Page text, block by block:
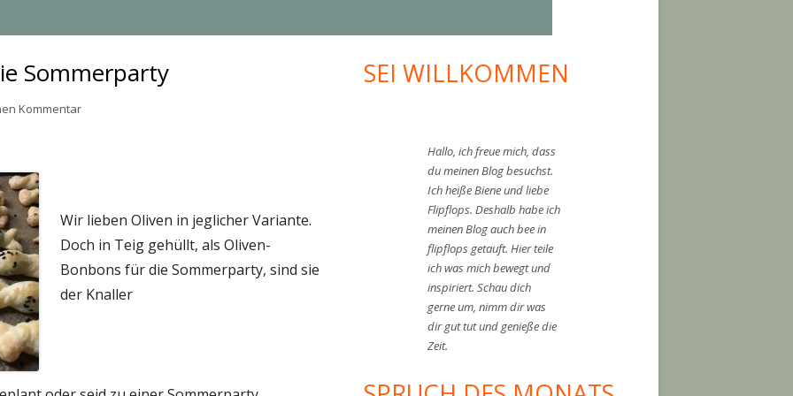
MUFFINS
KLEINGEBÄCK
JUBILÄUM
Sommerparty
Kommentarzu Oliven-Bonbons für die Sommerparty
Wir lieben Oliven in jeglicher Variante.
Doch in Teig gehüllt, als Oliven-
Bonbons für die Sommerparty, sind sie
der Knaller
Haupt-
SEI WILLKOMMEN
Hallo, ich freue mich, dass
du meinen Blog besuchst.
Ich heiße Biene und liebe
Flipflops. Deshalb habe ich
meinen Blog auch bee in
flipflops getauft. Hier teile
ich was mich bewegt und
inspiriert. Schau dich
gerne um, nimm dir was
dir gut tut und genieße die
Zeit.